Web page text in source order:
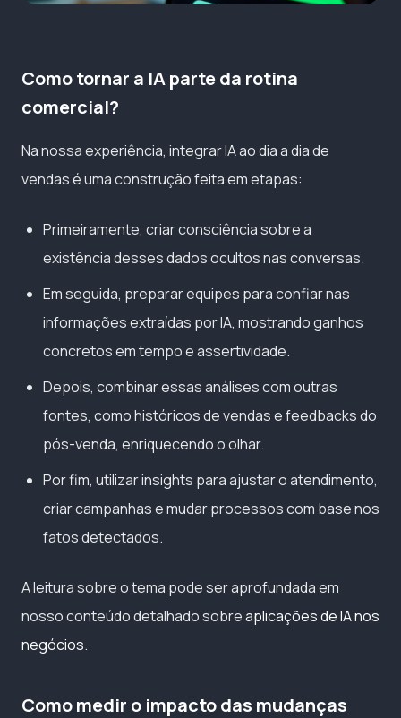
Como tornar a IA parte da rotina
comercial?
Na nossa experiência, integrar IA ao dia a dia de
vendas é uma construção feita em etapas:
Primeiramente, criar consciência sobre a
existência desses dados ocultos nas conversas.
Em seguida, preparar equipes para confiar nas
informações extraídas por IA, mostrando ganhos
concretos em tempo e assertividade.
Depois, combinar essas análises com outras
fontes, como históricos de vendas e feedbacks do
pós-venda, enriquecendo o olhar.
Por fim, utilizar insights para ajustar o atendimento,
criar campanhas e mudar processos com base nos
fatos detectados.
A leitura sobre o tema pode ser aprofundada em
nosso conteúdo detalhado sobreaplicações de IA nos
negócios.
Como medir o impacto das mudanças